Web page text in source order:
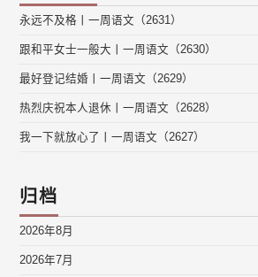
永远不及格丨一周语文（2631）
跟和平女士一般大丨一周语文（2630）
最好登记结婚丨一周语文（2629）
热烈庆祝本人退休丨一周语文（2628）
我一下就放心了丨一周语文（2627）
归档
2026年8月
2026年7月